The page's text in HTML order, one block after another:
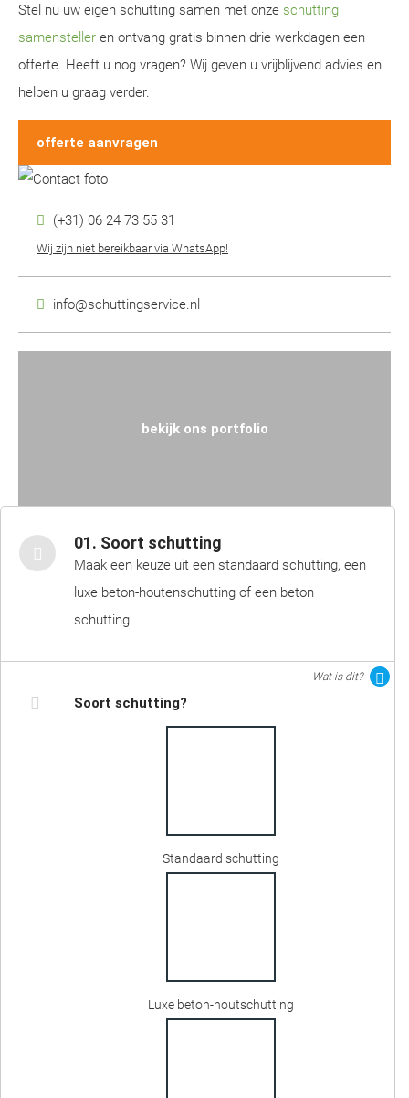
Stel nu uw eigen schutting samen met onze schutting
samensteller en ontvang gratis binnen drie werkdagen een
offerte. Heeft u nog vragen? Wij geven u vrijblijvend advies en
helpen u graag verder.
offerte aanvragen
(+31) 06 24 73 55 31
Wij zijn niet bereikbaar via WhatsApp!
info@schuttingservice.nl
bekijk ons portfolio
01. Soort schutting
Maak een keuze uit een standaard schutting, een
luxe beton-houtenschutting of een beton
schutting.
Wat is dit?
Soort schutting?
Standaard schutting
Luxe beton-houtschutting